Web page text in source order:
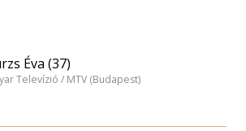
Éva (37)
Televízió / MTV (Budapest)